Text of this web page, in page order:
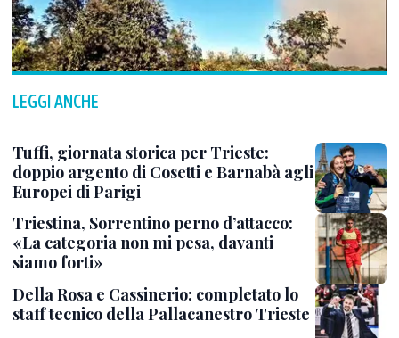
LEGGI ANCHE
Tuffi, giornata storica per Trieste:
doppio argento di Cosetti e Barnabà agli
Europei di Parigi
Triestina, Sorrentino perno d’attacco:
«La categoria non mi pesa, davanti
siamo forti»
Della Rosa e Cassinerio: completato lo
staff tecnico della Pallacanestro Trieste